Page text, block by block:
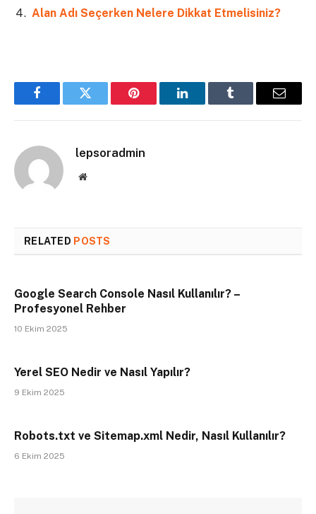
Alan Adı Seçerken Nelere Dikkat Etmelisiniz?
FacebookTwitter Pinterest LinkedInTumblr Email
lepsoradmin
Website
RELATED POSTS
Google Search Console Nasıl Kullanılır? –
Profesyonel Rehber
10 Ekim 2025
Yerel SEO Nedir ve Nasıl Yapılır?
9 Ekim 2025
Robots.txt ve Sitemap.xml Nedir, Nasıl Kullanılır?
6 Ekim 2025